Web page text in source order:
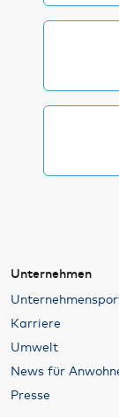
Unternehmen
Karriere
Umwelt
News für
Presse